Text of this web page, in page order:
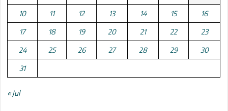
10 11 12 13 14 15 16
17 18 19 20 21 22 23
24 25 26 27 28 29 30
31
« Jul